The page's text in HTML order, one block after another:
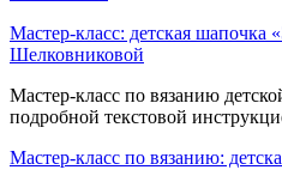
Мастер-класс: детская шапочка
Шелковниковой
Мастер-класс по вязанию
подробной текстовой
Мастер-класс по вязанию: